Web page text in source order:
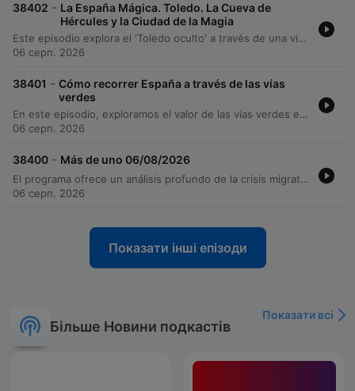
38402 - La España Mágica. Toledo. La Cueva de
Hércules y la Ciudad de la Magia
Este episodio explora el 'Toledo oculto' a través de una visita a las Cuevas de Hércules, un espacio subterráneo que funcionó originalmente como cisterna romana. A través de entrevistas con expertos, se analiza la conexión entre la realidad histórica y las leyendas mitológicas de la ciudad. El recorrido profundiza en el mito fundacional vinculado a Hércules y los reyes visigodos, así como en la importancia espiritual de objetos legendarios como la mesa de Salomón. Se explora cómo la historia y la mitología se entrelazan para crear la identidad mágica de Toledo y de España.
06 серп. 2026
38401 - Cómo recorrer España a través de las vías
verdes
En este episodio, exploramos el valor de las vías verdes en España como una opción de transporte y ocio sostenible. A través de la conversación con Miruna Kalin, analizamos la definición técnica de estas rutas ferroviarias reconvertidas y la importancia crítica de su mantenimiento para garantizar experiencias turísticas de calidad. Asimismo, se discute el potencial de estas rutas como una alternativa económica de turismo sostenible y la necesidad de inversión para asegurar su accesibilidad. El debate subraya cómo el uso de estos espacios es clave para demandar a la administración su cuidado y desarrollo.
06 серп. 2026
38400 - Más de uno 06/08/2026
El programa ofrece un análisis profundo de la crisis migratoria en Ceuta, abordando las investigaciones judiciales sobre la llegada masiva de menores y las tensiones diplomáticas entre España y Marruecos. Se debate la eficacia de los servicios de inteligencia y la necesidad de una respuesta política coordinada entre las comunidades autónomas. Además, el episodio explora la ingeniería histórica a través de un recorrido por los puentes romanos y medievales en la Península, la importancia del patrimonio de las vías verdes y la riqueza mitológica de Toledo. El programa concluye con avances científicos sobre la dieta y el comportamiento de los neandertales.
06 серп. 2026
Показати інші епізоди
Більше Новини подкастів
Показати всі